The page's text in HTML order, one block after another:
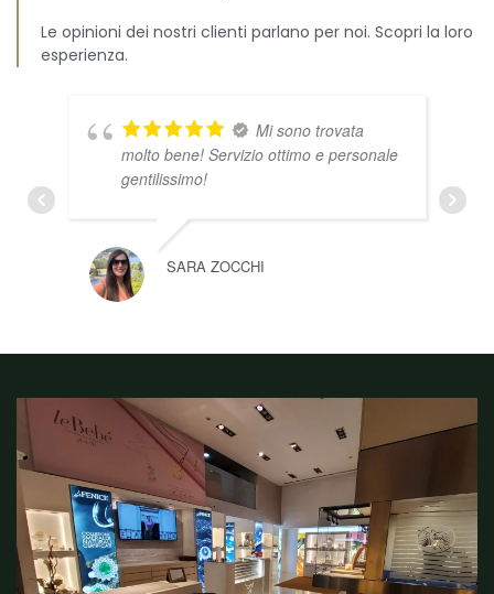
Le opinioni dei nostri clienti parlano per noi. Scopri la loro
esperienza.
Mi sono trovata
molto bene! Servizio ottimo e personale
gentilissimo!
SARA ZOCCHI